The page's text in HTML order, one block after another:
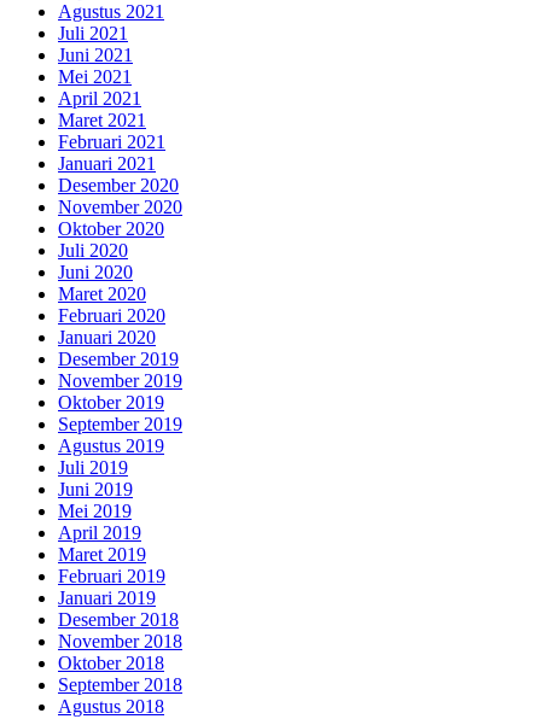
Agustus 2021
Juli 2021
Juni 2021
Mei 2021
April 2021
Maret 2021
Februari 2021
Januari 2021
Desember 2020
November 2020
Oktober 2020
Juli 2020
Juni 2020
Maret 2020
Februari 2020
Januari 2020
Desember 2019
November 2019
Oktober 2019
September 2019
Agustus 2019
Juli 2019
Juni 2019
Mei 2019
April 2019
Maret 2019
Februari 2019
Januari 2019
Desember 2018
November 2018
Oktober 2018
September 2018
Agustus 2018